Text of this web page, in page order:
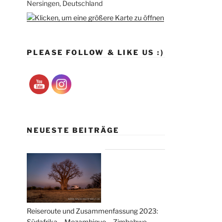
Nersingen, Deutschland
PLEASE FOLLOW & LIKE US :)
NEUESTE BEITRÄGE
Reiseroute und Zusammenfassung 2023: